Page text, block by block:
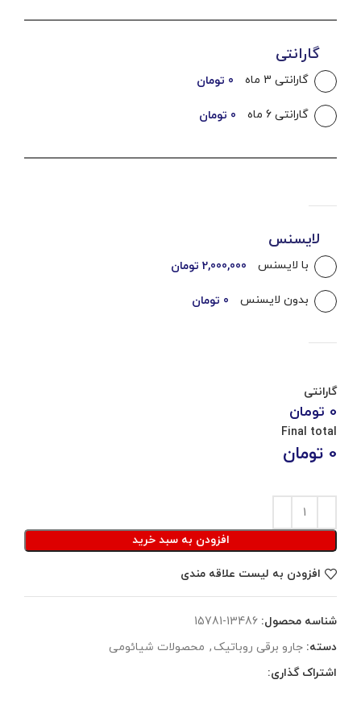
گارانتی
گارانتی 3 ماه 0 تومان
گارانتی 6 ماه 0 تومان
لایسنس
با لایسنس 2,000,000 تومان
بدون لایسنس 0 تومان
گارانتی
0 تومان
Final total
0 تومان
افزودن به سبد خرید
افزودن به لیست علاقه مندی
شناسه محصول: 13486-15781
دسته: جارو برقی روباتیک , محصولات شیائومی
اشتراک گذاری: